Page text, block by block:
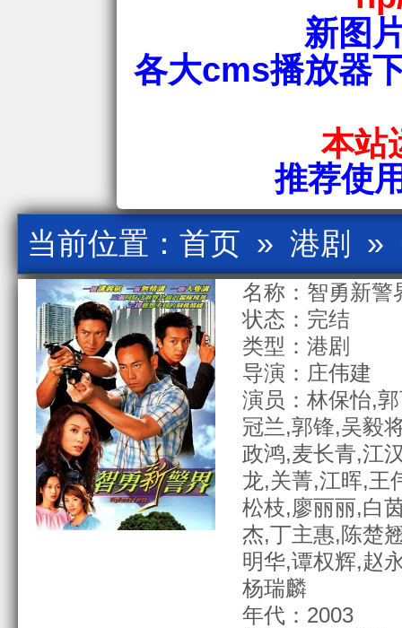
新图
各大cms播放器
本站
推荐使
当前位置： 首页 » 港剧 »
名称：智勇新警
状态：完结
类型：港剧
导演：庄伟建
演员：林保怡,
冠兰,郭锋,吴毅
政鸿,麦长青,江
龙,关菁,江晖,王
松枝,廖丽丽,白
杰,丁主惠,陈楚
明华,谭权辉,赵
杨瑞麟
年代：2003